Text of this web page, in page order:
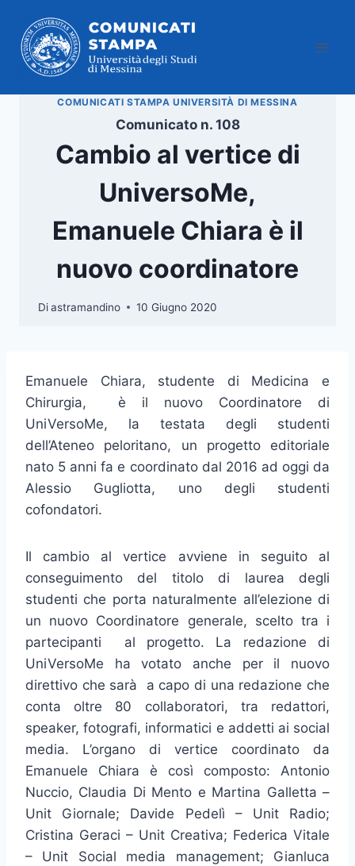
contenuto
COMUNICATI STAMPA UNIVERSITÀ DI MESSINA
Comunicato n. 108
Cambio al vertice di
UniversoMe,
Emanuele Chiara è il
nuovo coordinatore
Diastramandino 10 Giugno 2020
Emanuele Chiara, studente di Medicina e
Chirurgia, è il nuovo Coordinatore di
UniVersoMe, la testata degli studenti
dell’Ateneo peloritano, un progetto editoriale
nato 5 anni fa e coordinato dal 2016 ad oggi da
Alessio Gugliotta, uno degli studenti
cofondatori.
Il cambio al vertice avviene in seguito al
conseguimento del titolo di laurea degli
studenti che porta naturalmente all’elezione di
un nuovo Coordinatore generale, scelto tra i
partecipanti al progetto. La redazione di
UniVersoMe ha votato anche per il nuovo
direttivo che sarà a capo di una redazione che
conta oltre 80 collaboratori, tra redattori,
speaker, fotografi, informatici e addetti ai social
media. L’organo di vertice coordinato da
Emanuele Chiara è così composto: Antonio
Nuccio, Claudia Di Mento e Martina Galletta –
Unit Giornale; Davide Pedelì – Unit Radio;
Cristina Geraci – Unit Creativa; Federica Vitale
– Unit Social media management; Gianluca